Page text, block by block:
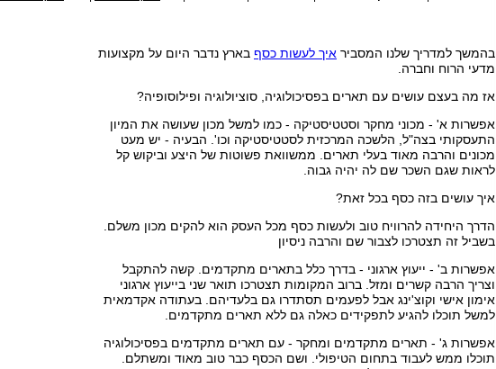
בהמשך למדריך שלנו המסביר איך לעשות כסף בארץ נדבר היום על מקצועות
מדעי הרוח וחברה.
אז מה בעצם עושים עם תארים בפסיכולוגיה, סוציולוגיה ופילוסופיה?
אפשרות א' - מכוני מחקר וסטטיסטיקה - כמו למשל מכון שעושה את המיון
התעסקותי בצה"ל, הלשכה המרכזית לסטטיסטיקה וכו'. הבעיה - יש מעט
מכונים והרבה מאוד בעלי תארים. ממשוואת פשוטות של היצע וביקוש קל
לראות שגם השכר שם לה יהיה גבוה.
איך עושים בזה כסף בכל זאת?
הדרך היחידה להרוויח טוב ולעשות כסף מכל העסק הוא להקים מכון משלם.
בשביל זה תצטרכו לצבור שם והרבה ניסיון
אפשרות ב' - ייעוץ ארגוני - בדרך כלל בתארים מתקדמים. קשה להתקבל
וצריך הרבה קשרים ומזל. ברוב המקומות תצטרכו תואר שני בייעוץ ארגוני
אימון אישי וקוצ'ינג אבל לפעמים תסתדרו גם בלעדיהם. בעתודה אקדמאית
למשל תוכלו להגיע לתפקידים כאלה גם ללא תארים מתקדמים.
אפשרות ג' - תארים מתקדמים ומחקר - עם תארים מתקדמים בפסיכולוגיה
תוכלו ממש לעבוד בתחום הטיפולי. ושם הכסף כבר טוב מאוד ומשתלם.